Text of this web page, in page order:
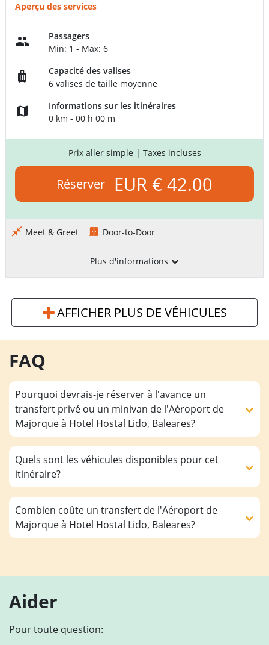
Aperçu des services
Passagers
Min: 1 - Max: 6
Capacité des valises
6 valises de taille moyenne
Informations sur les itinéraires
0 km - 00 h 00 m
Prix aller simple | Taxes incluses
Réserver EUR € 42.00
Meet & Greet Door-to-Door
Plus d'informations
AFFICHER PLUS DE VÉHICULES
FAQ
Pourquoi devrais-je réserver à l'avance un
transfert privé ou un minivan de l'Aéroport de
Majorque à Hotel Hostal Lido, Baleares?
Quels sont les véhicules disponibles pour cet
itinéraire?
Combien coûte un transfert de l'Aéroport de
Majorque à Hotel Hostal Lido, Baleares?
Aider
Pour toute question: